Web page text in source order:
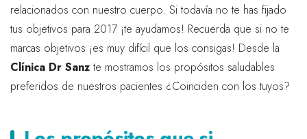
relacionados con nuestro cuerpo. Si todavía no te has fijado
tus objetivos para 2017 ¡te ayudamos! Recuerda que si no te
marcas objetivos ¡es muy difícil que los consigas! Desde la
Clínica Dr Sanz te mostramos los propósitos saludables
preferidos de nuestros pacientes ¿Coinciden con los tuyos?